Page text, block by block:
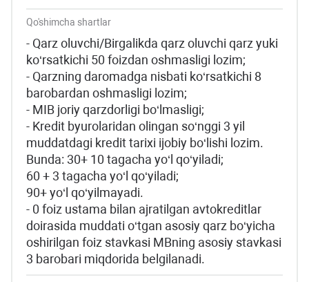
Qo'shimcha shartlar
- Qarz oluvchi/Birgalikda qarz oluvchi qarz yuki
ko‘rsatkichi 50 foizdan oshmasligi lozim;
- Qarzning daromadga nisbati ko‘rsatkichi 8
barobardan oshmasligi lozim;
- MIB joriy qarzdorligi bo‘lmasligi;
- Kredit byurolaridan olingan so‘nggi 3 yil
muddatdagi kredit tarixi ijobiy bo‘lishi lozim.
Bunda: 30+ 10 tagacha yo‘l qo‘yiladi;
60 + 3 tagacha yo‘l qo‘yiladi;
90+ yo‘l qo‘yilmayadi.
- 0 foiz ustama bilan ajratilgan avtokreditlar
doirasida muddati o‘tgan asosiy qarz bo‘yicha
oshirilgan foiz stavkasi MBning asosiy stavkasi
3 barobari miqdorida belgilanadi.